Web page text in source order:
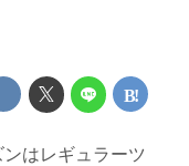
はレギュラーツ